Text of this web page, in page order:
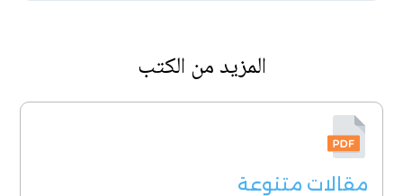
المزيد من الكتب
مقالات متنوعة